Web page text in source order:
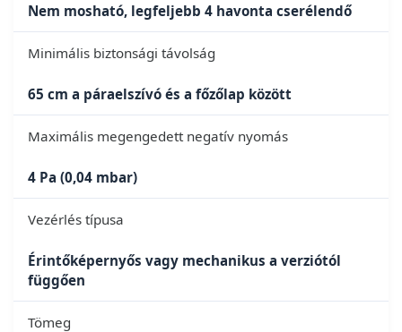
Nem mosható, legfeljebb 4 havonta cserélendő
Minimális biztonsági távolság
65 cm a páraelszívó és a főzőlap között
Maximális megengedett negatív nyomás
4 Pa (0,04 mbar)
Vezérlés típusa
Érintőképernyős vagy mechanikus a verziótól
függően
Tömeg